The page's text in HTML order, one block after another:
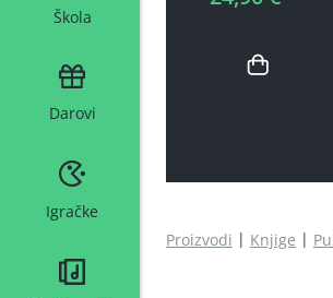
Škola
Darovi
Igračke
Proizvodi Knjige